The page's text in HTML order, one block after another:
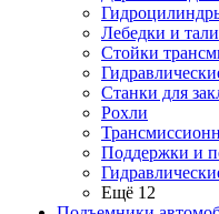
Лебедки и тали
Стойки
Cтанки для
Рохли
Поддержки и
Ещё 12